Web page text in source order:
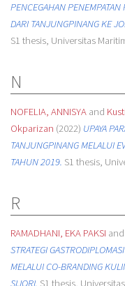
PENCEGAHAN PENEMPATAN
DARI TANJUNGPINANG KE
S1 thesis, Universitas
N
NOFELIA, ANNISYAand
Okparizan (2022) UPAYA
TANJUNGPINANG MELALUI
TAHUN 2019. S1 thesis,
R
RAMADHANI, EKA PAKSI and
STRATEGI
MELALUI CO-BRANDING
SIJORI. S1 thesis,